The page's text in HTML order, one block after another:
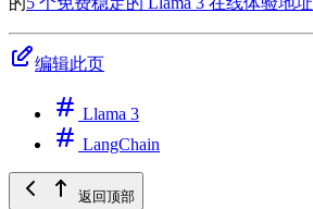
编辑此页
Llama 3
LangChain
返回顶部